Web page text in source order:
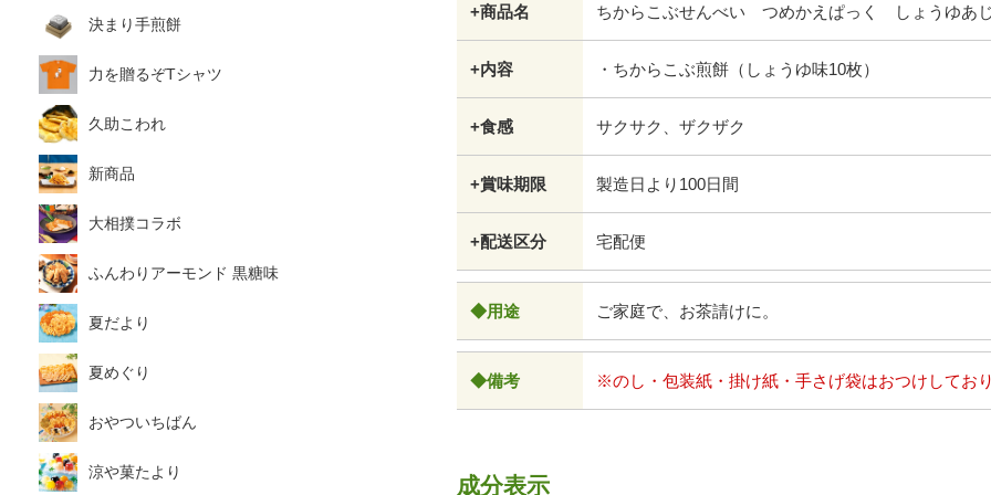
決まり手煎餅
力を贈るぞTシャツ
久助こわれ
新商品
大相撲コラボ
ふんわりアーモンド 黒糖味
夏だより
夏めぐり
おやついちばん
涼や菓たより
+商品名 ちからこぶせんべい つめかえぱっく しょうゆあじ
+内容 ・ちからこぶ煎餅（しょうゆ味10枚）
+食感 サクサク、ザクザク
+賞味期限 製造日より100日間
+配送区分 宅配便
◆用途 ご家庭で、お茶請けに。
◆備考 ※のし・包装紙・掛け紙・手さげ袋はおつけしており
成分表示